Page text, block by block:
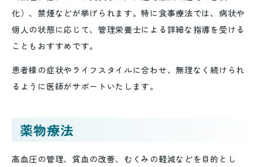
化）、禁煙などが挙げられます。特に食事療法では、病状や
個人の状態に応じて、管理栄養士による詳細な指導を受ける
こともおすすめです。
患者様の症状やライフスタイルに合わせ、無理なく続けられ
るように医師がサポートいたします。
薬物療法
高血圧の管理、貧血の改善、むくみの軽減などを目的とし